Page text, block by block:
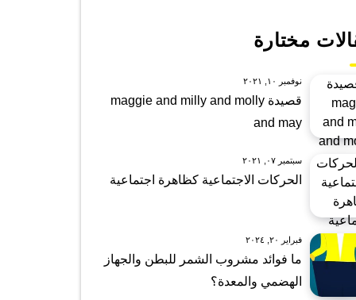
مختارة
نوفمبر ١٠, ٢٠٢١
قصيدة maggie and milly and molly
and may
سبتمبر ٠٧, ٢٠٢١
الحركات الاجتماعية كظاهرة اجتماعية
فبراير ٢٠, ٢٠٢٤
ما فوائد مشروب الشمر للبطن والجهاز
الهضمي والمعدة؟